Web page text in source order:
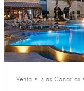
Venta • Islas Canarias